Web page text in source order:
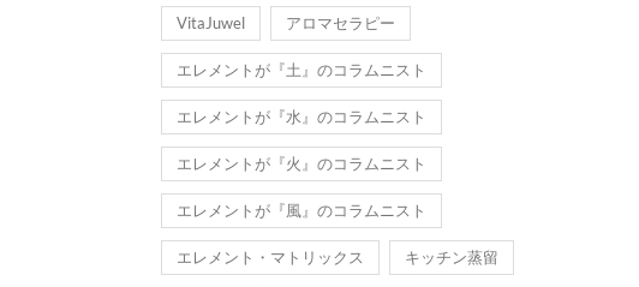
VitaJuwel アロマセラピー
エレメントが『土』のコラムニスト
エレメントが『水』のコラムニスト
エレメントが『火』のコラムニスト
エレメントが『風』のコラムニスト
エレメント・マトリックス キッチン蒸留